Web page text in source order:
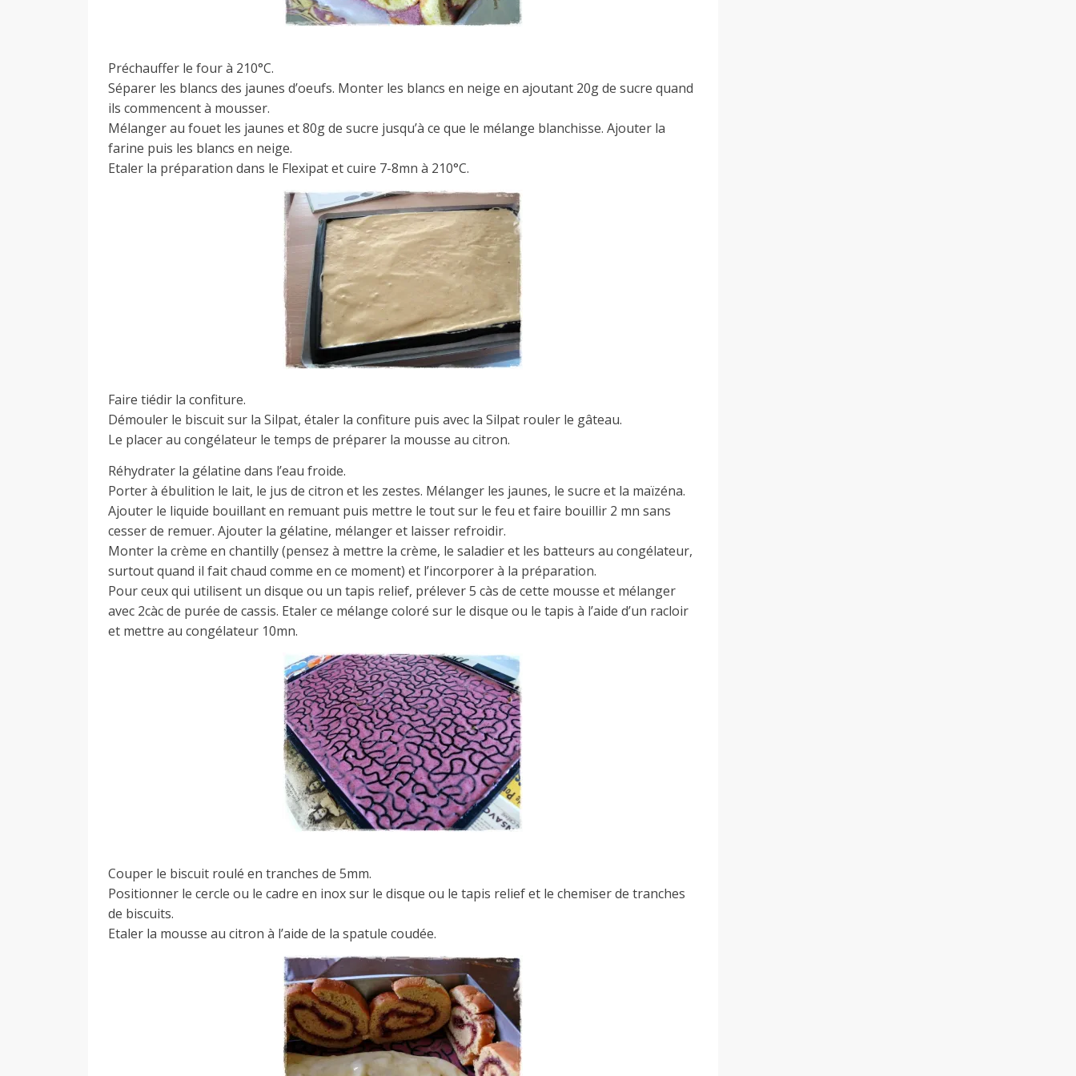
Préchauffer le four à 210°C.
Séparer les blancs des jaunes d’oeufs. Monter les blancs en neige en ajoutant 20g de sucre quand
ils commencent à mousser.
Mélanger au fouet les jaunes et 80g de sucre jusqu’à ce que le mélange blanchisse. Ajouter la
farine puis les blancs en neige.
Etaler la préparation dans le Flexipat et cuire 7-8mn à 210°C.
Faire tiédir la confiture.
Démouler le biscuit sur la Silpat, étaler la confiture puis avec la Silpat rouler le gâteau.
Le placer au congélateur le temps de préparer la mousse au citron.
Réhydrater la gélatine dans l’eau froide.
Porter à ébulition le lait, le jus de citron et les zestes. Mélanger les jaunes, le sucre et la maïzéna.
Ajouter le liquide bouillant en remuant puis mettre le tout sur le feu et faire bouillir 2 mn sans
cesser de remuer. Ajouter la gélatine, mélanger et laisser refroidir.
Monter la crème en chantilly (pensez à mettre la crème, le saladier et les batteurs au congélateur,
surtout quand il fait chaud comme en ce moment) et l’incorporer à la préparation.
Pour ceux qui utilisent un disque ou un tapis relief, prélever 5 càs de cette mousse et mélanger
avec 2càc de purée de cassis. Etaler ce mélange coloré sur le disque ou le tapis à l’aide d’un racloir
et mettre au congélateur 10mn.
Couper le biscuit roulé en tranches de 5mm.
Positionner le cercle ou le cadre en inox sur le disque ou le tapis relief et le chemiser de tranches
de biscuits.
Etaler la mousse au citron à l’aide de la spatule coudée.